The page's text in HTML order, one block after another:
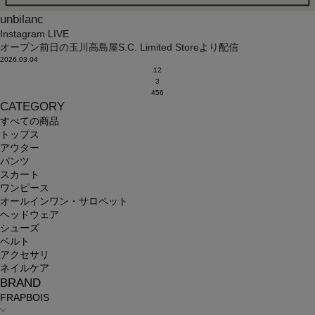
unbilanc
Instagram LIVE
オープン前日の玉川高島屋S.C. Limited Storeより配信
2026.03.04
12
3
456
CATEGORY
すべての商品
トップス
アウター
パンツ
スカート
ワンピース
オールインワン・サロペット
ヘッドウェア
シューズ
ベルト
アクセサリ
ネイルケア
BRAND
FRAPBOIS